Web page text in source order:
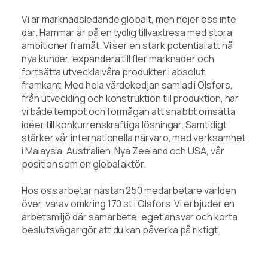
Vi är marknadsledande globalt, men nöjer oss inte
där. Hammar är på en tydlig tillväxtresa med stora
ambitioner framåt. Vi ser en stark potential att nå
nya kunder, expandera till fler marknader och
fortsätta utveckla våra produkter i absolut
framkant. Med hela värdekedjan samlad i Olsfors,
från utveckling och konstruktion till produktion, har
vi både tempot och förmågan att snabbt omsätta
idéer till konkurrenskraftiga lösningar. Samtidigt
stärker vår internationella närvaro, med verksamhet
i Malaysia, Australien, Nya Zeeland och USA, vår
position som en global aktör.
Hos oss arbetar nästan 250 medarbetare världen
över, varav omkring 170 st i Olsfors. Vi erbjuder en
arbetsmiljö där samarbete, eget ansvar och korta
beslutsvägar gör att du kan påverka på riktigt.